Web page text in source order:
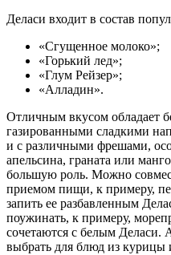
Деласи входит в состав
«Сгущенное молоко»;
«Горький лед»;
«Глум Рейзер»;
«Алладин».
Отличным вкусом обладает
газированными сладкими
и с различными фрешами,
апельсина, граната или
большую роль. Можно
приемом пищи, к примеру,
запить ее разбавленным
поужинать, к примеру,
сочетаются с белым Деласи.
выбрать для блюд из курицы